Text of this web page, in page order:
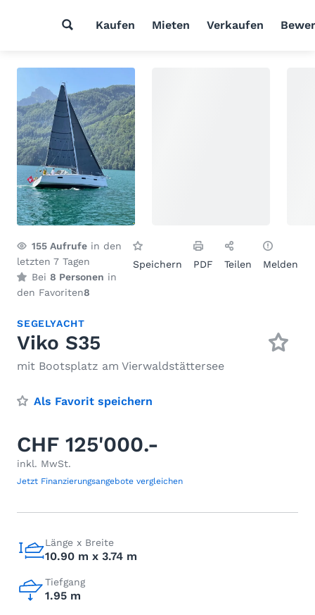
Kaufen Mieten Verkaufen
155 Aufrufe in den
letzten 7 Tagen
Bei 8 Personen in
den Favoriten8
Speichern PDF Teilen Melden
SEGELYACHT
Viko S35
mit Bootsplatz am Vierwaldstättersee
Als Favorit speichern
CHF 125'000.-
inkl. MwSt.
Jetzt Finanzierungsangebote vergleichen
Länge x Breite
10.90 m x 3.74 m
Tiefgang
1.95 m